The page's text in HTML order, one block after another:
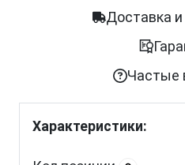
Доставка
Частые
Характеристики: